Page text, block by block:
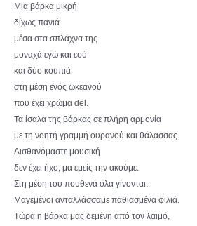
Μια βάρκα μικρή
δίχως πανιά
μέσα στα σπλάχνα της
μοναχά εγώ και εσύ
και δύο κουπιά
στη μέση ενός ωκεανού
που έχει χρώμα del.
Τα ίσαλα της βάρκας σε πλήρη αρμονία
με τη νοητή γραμμή ουρανού και θάλασσας.
Αισθανόμαστε μουσική
δεν έχει ήχο, μα εμείς την ακούμε.
Στη μέση του πουθενά όλα γίνονται.
Μαγεμένοι ανταλλάσσαμε παθιασμένα φιλιά.
Τώρα η βάρκα μας δεμένη από τον λαιμό,